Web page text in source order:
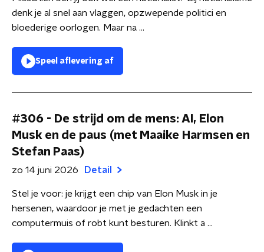
denk je al snel aan vlaggen, opzwepende politici en
bloederige oorlogen. Maar na ...
Speel aflevering af
#306 - De strijd om de mens: AI, Elon
Musk en de paus (met Maaike Harmsen en
Stefan Paas)
zo 14 juni 2026 Detail
Stel je voor: je krijgt een chip van Elon Musk in je
hersenen, waardoor je met je gedachten een
computermuis of robt kunt besturen. Klinkt a ...